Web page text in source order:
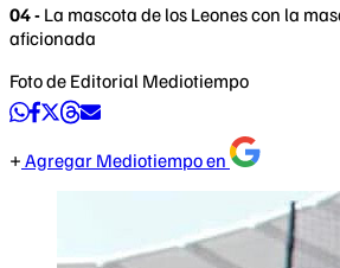
04 - La mascota de los Leones con la
aficionada
Foto de Editorial Mediotiempo
Agregar Mediotiempo en